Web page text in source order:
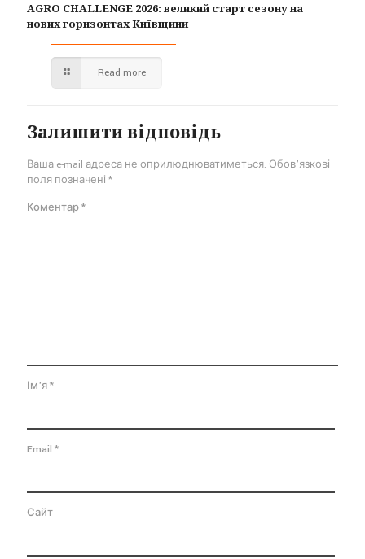
AGRO CHALLENGE 2026: великий старт сезону на
нових горизонтах Київщини
Read more
Залишити відповідь
Ваша e-mail адреса не оприлюднюватиметься. Обов’язкові
поля позначені *
Коментар*
Ім'я*
Email *
Сайт